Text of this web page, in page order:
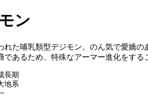
ン
れた哺乳類型デジモン。のん気で愛嬌
であるため、特殊なアーマー進化をする
長期
地系